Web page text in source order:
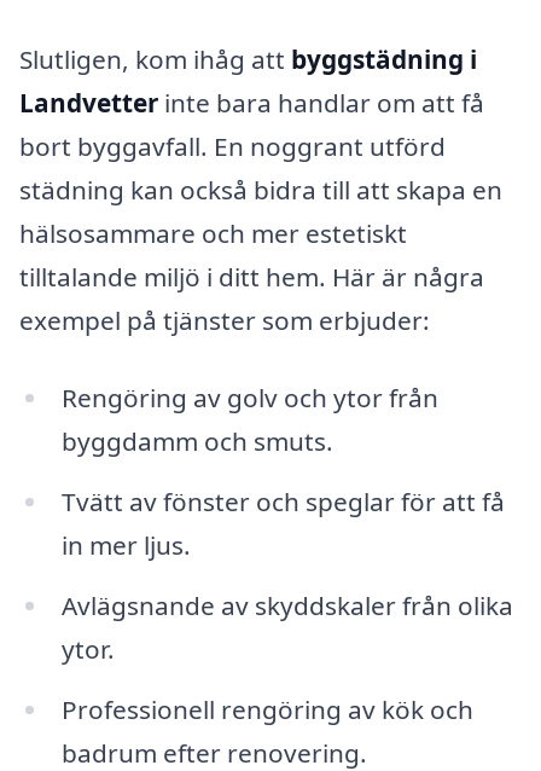
Slutligen, kom ihåg att byggstädning i
Landvetter inte bara handlar om att få
bort byggavfall. En noggrant utförd
städning kan också bidra till att skapa en
hälsosammare och mer estetiskt
tilltalande miljö i ditt hem. Här är några
exempel på tjänster som erbjuder:
Rengöring av golv och ytor från
byggdamm och smuts.
Tvätt av fönster och speglar för att få
in mer ljus.
Avlägsnande av skyddskaler från olika
ytor.
Professionell rengöring av kök och
badrum efter renovering.